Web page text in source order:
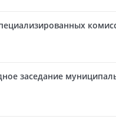
заседание